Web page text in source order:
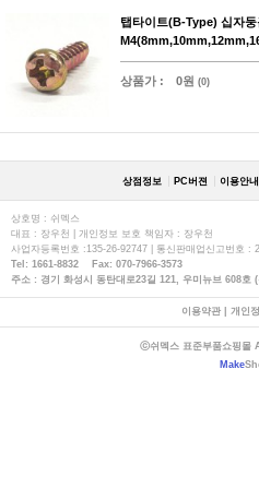
탭타이트(B-Type) 십자
상품가 : 0원 (0)
상점정보 PC버젼 이용안내
상호명 : 쉬멕스
대표 : 장우천 | 개인정보 보호 책임자 : 장우천
사업자등록번호 :135-26-92747 | 통신판매업신고번호 :
Tel: 1661-8832 Fax: 070-7966-3573
주소 : 경기 화성시 동탄대로23길 121, 우미뉴브 608호
이용약관| 개인
ⓒ쉬멕스 표준부품쇼핑몰
Make